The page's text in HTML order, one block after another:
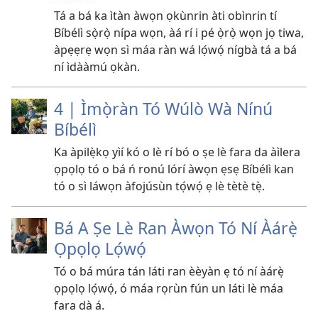
Tá a bá ka ìtàn àwọn ọkùnrin àti obìnrin tí
Bíbélì sọ̀rọ̀ nípa wọn, àá rí i pé ọ̀rọ̀ wọn jọ tiwa,
àpẹẹrẹ wọn sì máa ràn wá lọ́wọ́ nígbà tá a bá
ní ìdààmú ọkàn.
4 | Ìmọ̀ràn Tó Wúlò Wà Nínú
Bíbélì
Ka àpilẹ̀kọ yìí kó o lè rí bó o ṣe lè fara da àìlera
ọpọlọ tó o bá ń ronú lórí àwọn ẹsẹ Bíbélì kan
tó o sì láwọn àfojúsùn tọ́wọ́ ẹ lè tètè tẹ̀.
Bá A Ṣe Lè Ran Àwọn Tó Ní Àárẹ̀
Ọpọlọ Lọ́wọ́
Tó o bá múra tán láti ran èèyàn ẹ tó ní àárẹ̀
ọpọlọ lọ́wọ́, ó máa rọrùn fún un láti lè máa
fara dà á.